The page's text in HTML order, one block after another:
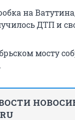
на
ДТП и
мосту